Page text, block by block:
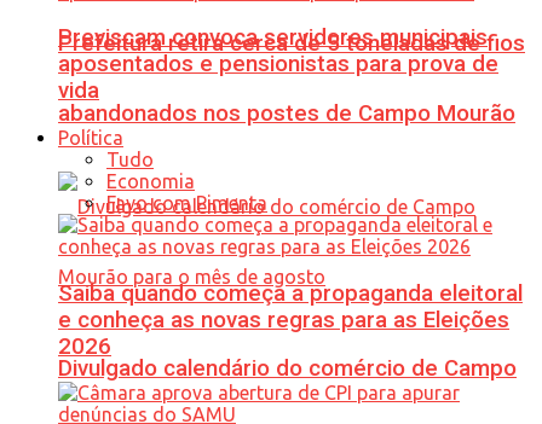
Prefeitura retira cerca de 5 toneladas de fios
abandonados nos postes de Campo Mourão
Divulgado calendário do comércio de Campo
Previscam convoca servidores municipais
aposentados e pensionistas para prova de
vida
Política
Tudo
Economia
Favo com Pimenta
Saiba quando começa a propaganda eleitoral
e conheça as novas regras para as Eleições
2026